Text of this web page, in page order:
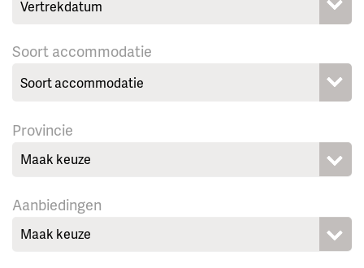
Soort accommodatie
Provincie
Maak keuze
Aanbiedingen
Maak keuze